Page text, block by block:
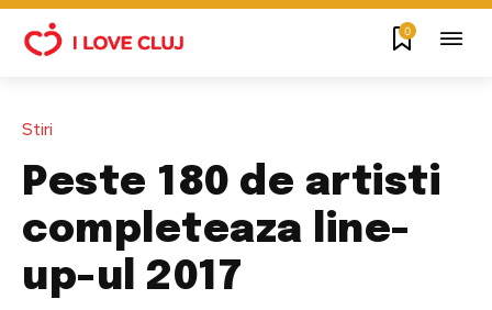
0
Stiri
Peste 180 de artisti
completeaza line-
up-ul 2017